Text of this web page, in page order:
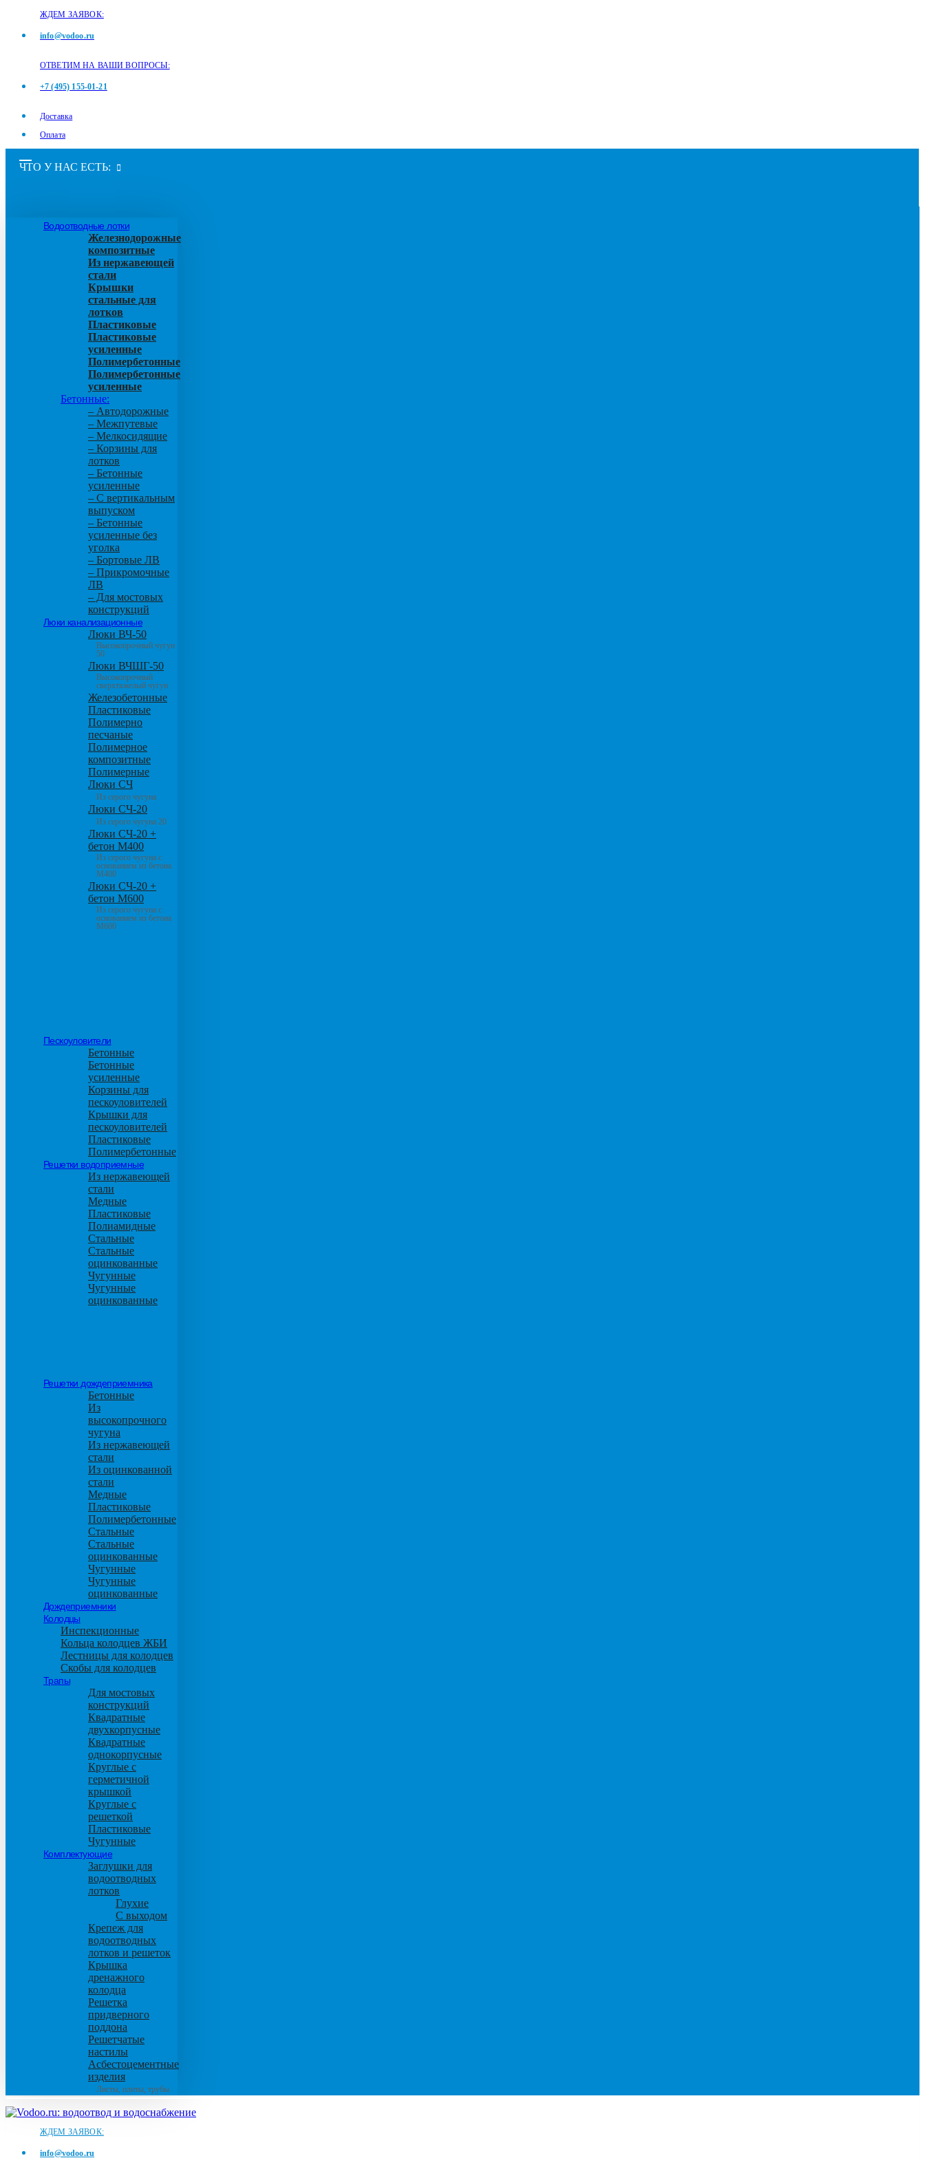
ЖДЕМ ЗАЯВОК:
info@vodoo.ru
ОТВЕТИМ НА ВАШИ ВОПРОСЫ:
+7 (495) 155-01-21
Доставка
Оплата
ЧТО У НАС ЕСТЬ:
Водоотводные лотки
Железнодорожные
композитные
Из нержавеющей
стали
Крышки
стальные для
лотков
Пластиковые
Пластиковые
усиленные
Полимербетонные
Полимербетонные
усиленные
Бетонные:
– Автодорожные
– Межпутевые
– Мелкосидящие
– Корзины для
лотков
– Бетонные
усиленные
– С вертикальным
выпуском
– Бетонные
усиленные без
уголка
– Бортовые ЛВ
– Прикромочные
ЛВ
– Для мостовых
конструкций
Люки канализационные
Люки ВЧ-50
Высокопрочный чугун
50
Люки ВЧШГ-50
Высокопрочный
сверхтяжелый чугун
Железобетонные
Пластиковые
Полимерно
песчаные
Полимерное
композитные
Полимерные
Люки СЧ
Из серого чугуна
Люки СЧ-20
Из серого чугуна 20
Люки СЧ-20 +
бетон М400
Из серого чугуна с
основанием из бетона
М400
Люки СЧ-20 +
бетон М600
Из серого чугуна с
основанием из бетона
М600
Пескоуловители
Бетонные
Бетонные
усиленные
Корзины для
пескоуловителей
Крышки для
пескоуловителей
Пластиковые
Полимербетонные
Решетки водоприемные
Из нержавеющей
стали
Медные
Пластиковые
Полиамидные
Стальные
Стальные
оцинкованные
Чугунные
Чугунные
оцинкованные
Решетки дождеприемника
Бетонные
Из
высокопрочного
чугуна
Из нержавеющей
стали
Из оцинкованной
стали
Медные
Пластиковые
Полимербетонные
Стальные
Стальные
оцинкованные
Чугунные
Чугунные
оцинкованные
Дождеприемники
Колодцы
Инспекционные
Кольца колодцев ЖБИ
Лестницы для колодцев
Скобы для колодцев
Трапы
Для мостовых
конструкций
Квадратные
двухкорпусные
Квадратные
однокорпусные
Круглые с
герметичной
крышкой
Круглые с
решеткой
Пластиковые
Чугунные
Комплектующие
Заглушки для
водоотводных
лотков
Глухие
С выходом
Крепеж для
водоотводных
лотков и решеток
Крышка
дренажного
колодца
Решетка
придверного
поддона
Решетчатые
настилы
Асбестоцементные
изделия
Листы, плиты, трубы
ЖДЕМ ЗАЯВОК:
info@vodoo.ru